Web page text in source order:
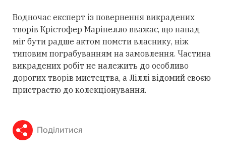
Водночас експерт із повернення викрадених
творів Крістофер Марінелло вважає, що напад
міг бути радше актом помсти власнику, ніж
типовим пограбуванням на замовлення. Частина
викрадених робіт не належить до особливо
дорогих творів мистецтва, а Ліллі відомий своєю
пристрастю до колекціонування.
Поділитися